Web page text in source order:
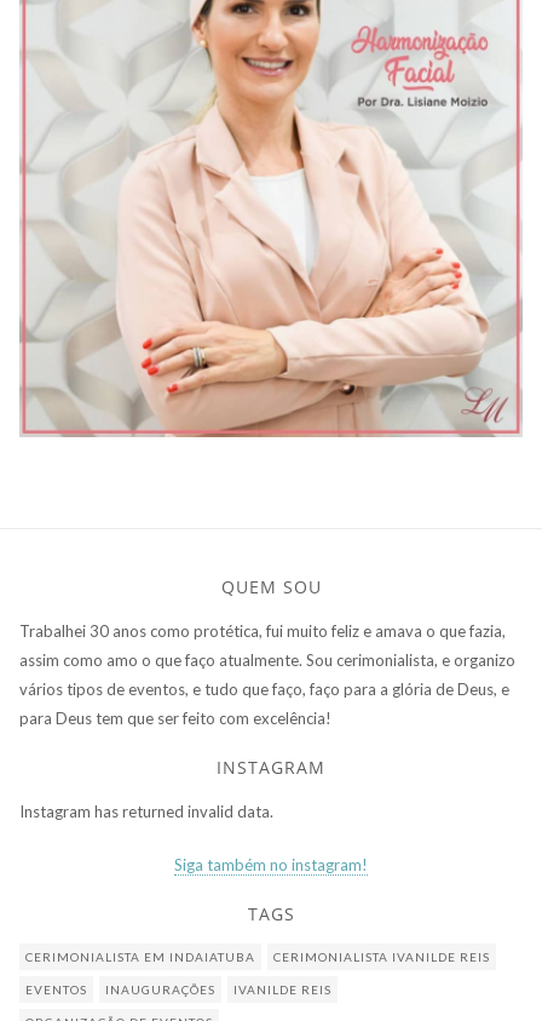
QUEM SOU
Trabalhei 30 anos como protética, fui muito feliz e amava o que fazia,
assim como amo o que faço atualmente. Sou cerimonialista, e organizo
vários tipos de eventos, e tudo que faço, faço para a glória de Deus, e
para Deus tem que ser feito com excelência!
INSTAGRAM
Instagram has returned invalid data.
Siga também no instagram!
TAGS
CERIMONIALISTA EM INDAIATUBA CERIMONIALISTA IVANILDE REIS
EVENTOS INAUGURAÇÕES IVANILDE REIS